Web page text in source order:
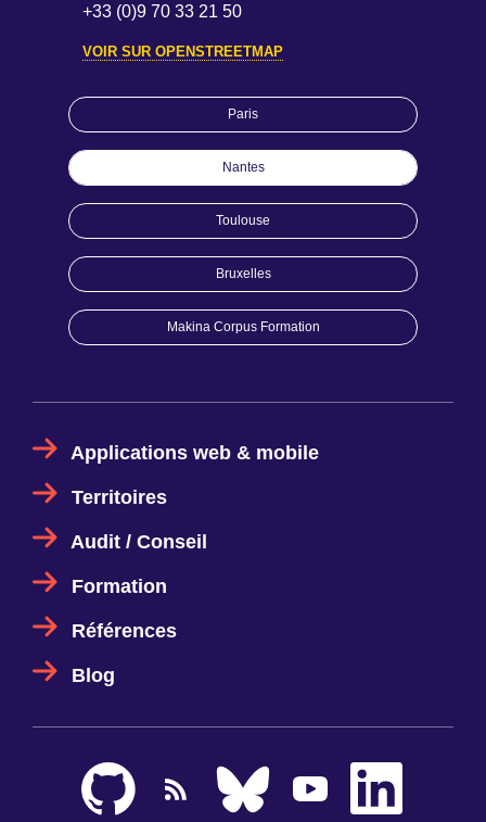
Applications web & mobile
Territoires
Audit / Conseil
Formation
Références
Blog
Paris
Nantes
Toulouse
Bruxelles
Makina Corpus Formation
+33 (0)9 70 33 21 50
VOIR SUR OPENSTREETMAP